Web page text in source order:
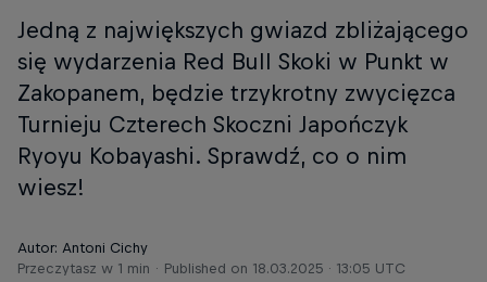
Jedną z największych gwiazd zbliżającego
się wydarzenia Red Bull Skoki w Punkt w
Zakopanem, będzie trzykrotny zwycięzca
Turnieju Czterech Skoczni Japończyk
Ryoyu Kobayashi. Sprawdź, co o nim
wiesz!
Autor: Antoni Cichy
Przeczytasz w 1 min
Published on 18.03.2025 · 13:05 UTC